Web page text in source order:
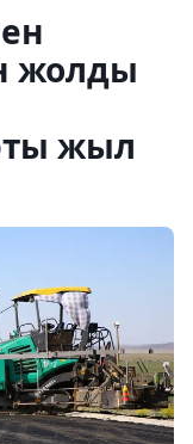
жолды
жыл